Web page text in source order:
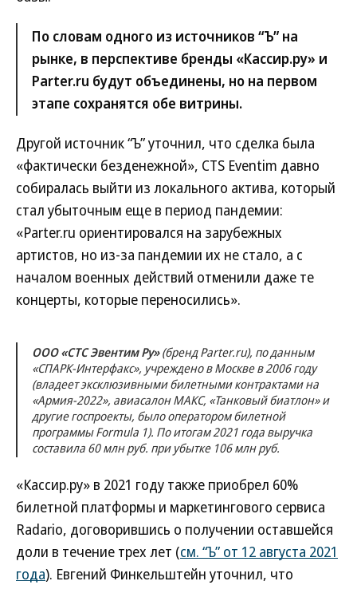
По словам одного из источников “Ъ” на
рынке, в перспективе бренды «Кассир.ру» и
Parter.ru будут объединены, но на первом
этапе сохранятся обе витрины.
Другой источник “Ъ” уточнил, что сделка была
«фактически безденежной», CTS Eventim давно
собиралась выйти из локального актива, который
стал убыточным еще в период пандемии:
«Parter.ru ориентировался на зарубежных
артистов, но из-за пандемии их не стало, а с
началом военных действий отменили даже те
концерты, которые переносились».
ООО «СТС Эвентим Ру»(бренд Parter.ru), по данным
«СПАРК-Интерфакс», учреждено в Москве в 2006 году
(владеет эксклюзивными билетными контрактами на
«Армия-2022», авиасалон МАКС, «Танковый биатлон» и
другие госпроекты, было оператором билетной
программы Formula 1). По итогам 2021 года выручка
составила 60 млн руб. при убытке 106 млн руб.
«Кассир.ру» в 2021 году также приобрел 60%
билетной платформы и маркетингового сервиса
Radario, договорившись о получении оставшейся
доли в течение трех лет (см. “Ъ” от 12 августа 2021
года). Евгений Финкельштейн уточнил, что